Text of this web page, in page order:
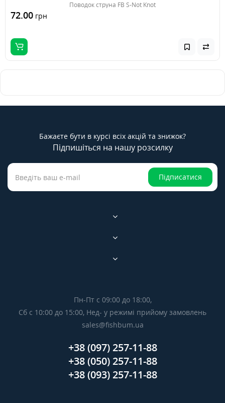
Поводок струна FB S-Not Knot
72.00 грн
Бажаєте бути в курсі всіх акцій та знижок?
Підпишіться на нашу розсилку
Підписатися
Пн-Пт с 09:00 до 18:00,
Сб с 10:00 до 15:00, Нед- у режимі прийому замовлень
sales@fishbum.ua
+38 (097) 257-11-88
+38 (050) 257-11-88
+38 (093) 257-11-88